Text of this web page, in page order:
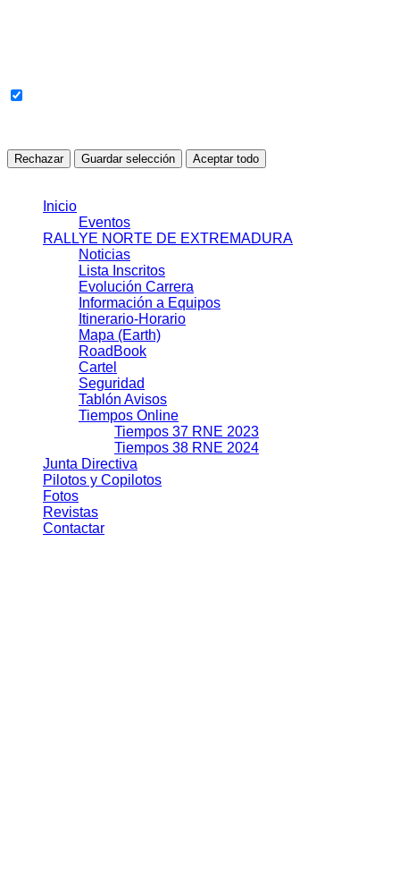
Rechazar Guardar selección Aceptar todo
Inicio
Eventos
RALLYE NORTE DE EXTREMADURA
Noticias
Lista Inscritos
Evolución Carrera
Información a Equipos
Itinerario-Horario
Mapa (Earth)
RoadBook
Cartel
Seguridad
Tablón Avisos
Tiempos Online
Tiempos 37 RNE 2023
Tiempos 38 RNE 2024
Junta Directiva
Pilotos y Copilotos
Fotos
Revistas
Contactar